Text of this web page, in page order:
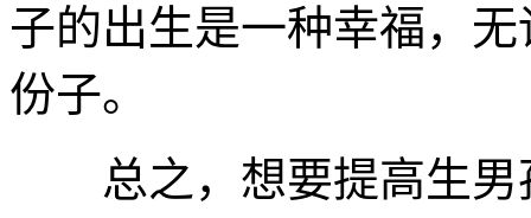
子的出生是一种幸福，
份子。
总之，想要提高生男